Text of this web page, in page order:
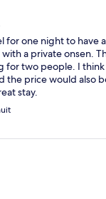
for one night to have
a private onsen.
for two people. I
the price would also
stay.